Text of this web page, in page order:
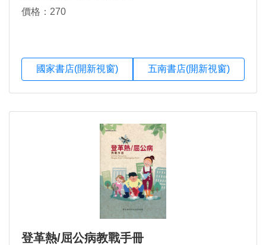
價格：270
國家書店(開新視窗) 五南書店(開新視窗)
登革熱/屈公病教戰手冊